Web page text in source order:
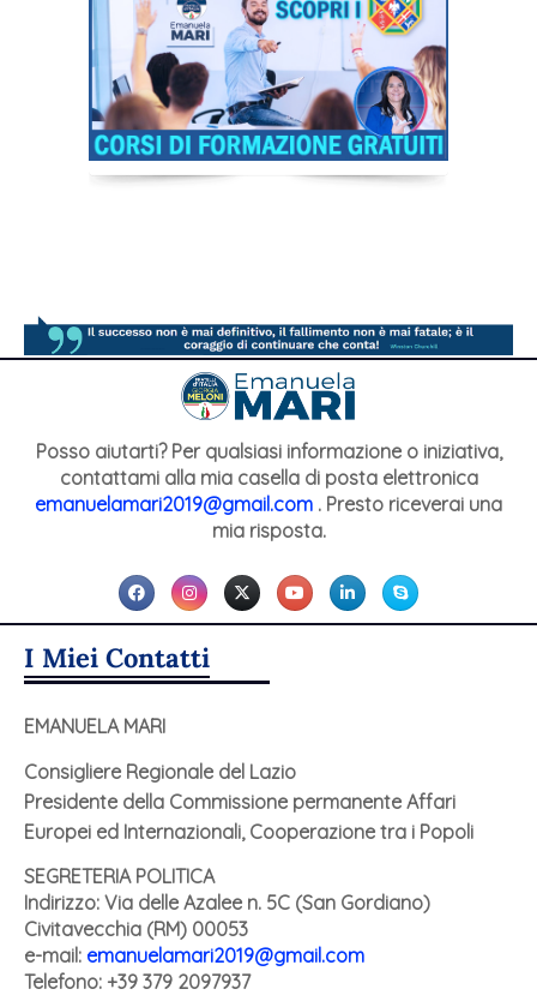
Posso aiutarti? Per qualsiasi informazione o iniziativa,
contattami alla mia casella di posta elettronica
emanuelamari2019@gmail.com . Presto riceverai una
mia risposta.
I Miei Contatti
EMANUELA MARI
Consigliere Regionale del Lazio
Presidente della Commissione permanente Affari
Europei ed Internazionali, Cooperazione tra i Popoli
SEGRETERIA POLITICA
Indirizzo: Via delle Azalee n. 5C (San Gordiano)
Civitavecchia (RM) 00053
e-mail: emanuelamari2019@gmail.com
Telefono: +39 379 2097937